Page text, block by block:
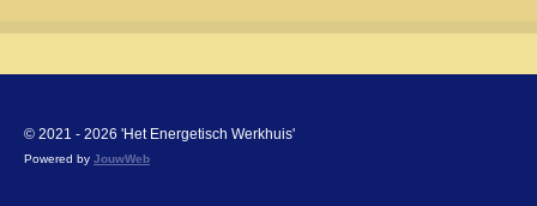
© 2021 - 2026 'Het Energetisch Werkhuis'
Powered by JouwWeb